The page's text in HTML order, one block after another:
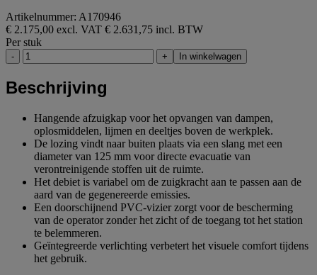
Artikelnummer: A170946
€ 2.175,00 excl. VAT € 2.631,75 incl. BTW
Per stuk
- + In winkelwagen
Beschrijving
Hangende afzuigkap voor het opvangen van dampen,
oplosmiddelen, lijmen en deeltjes boven de werkplek.
De lozing vindt naar buiten plaats via een slang met een
diameter van 125 mm voor directe evacuatie van
verontreinigende stoffen uit de ruimte.
Het debiet is variabel om de zuigkracht aan te passen aan de
aard van de gegenereerde emissies.
Een doorschijnend PVC-vizier zorgt voor de bescherming
van de operator zonder het zicht of de toegang tot het station
te belemmeren.
Geïntegreerde verlichting verbetert het visuele comfort tijdens
het gebruik.